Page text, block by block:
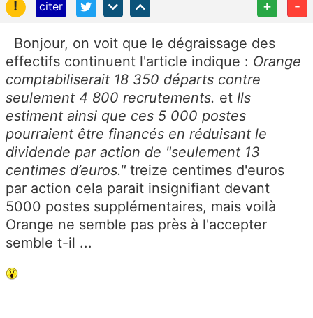
! citer + -
Bonjour, on voit que le dégraissage des
effectifs continuent l'article indique : Orange
comptabiliserait 18 350 départs contre
seulement 4 800 recrutements. et Ils
estiment ainsi que ces 5 000 postes
pourraient être financés en réduisant le
dividende par action de "seulement 13
centimes d’euros." treize centimes d'euros
par action cela parait insignifiant devant
5000 postes supplémentaires, mais voilà
Orange ne semble pas près à l'accepter
semble t-il ...